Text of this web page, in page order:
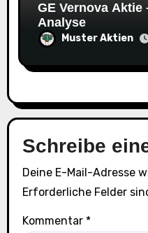
GE Vernova
Analyse
Muster Aktien
Schreibe
Deine E-Mail-Adresse
Erforderliche Felder
Kommentar *